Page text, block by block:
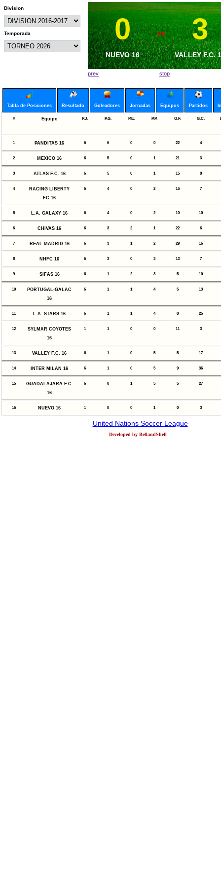
Division
Temporada 0
NUEVO 16
vs 3
VALLEY F.C.
3
GUADALAJARA F.C.
16
vs 11
SYLMAR
16
prev stop
Tabla de Posiciones Resultado Goleadores Jornadas Equipos Partidos
# Equipo P.J. P.G. P.E. P.P. G.F. G.C.
1 PANDITAS 16 6 6 0 0 22 4
2 MEXICO 16 6 5 0 1 21 3
3 ATLAS F.C. 16 6 5 0 1 15 8
4
RACING LIBERTY
FC 16
6 4 0 2 15 7
5 L.A. GALAXY 16 6 4 0 2 10 10
6 CHIVAS 16 6 3 2 1 22 6
7 REAL MADRID 16 6 3 1 2 29 16
8 NHFC 16 6 3 0 3 13 7
9 SIFAS 16 6 1 2 3 5 10
10
PORTUGAL-GALAC
16
6 1 1 4 5 13
11 L.A. STARS 16 6 1 1 4 8 25
12
SYLMAR COYOTES
16
1 1 0 0 11 3
13 VALLEY F.C. 16 6 1 0 5 5 17
14 INTER MILAN 16 6 1 0 5 9 36
15
GUADALAJARA F.C.
16
6 0 1 5 5 27
16 NUEVO 16 1 0 0 1 0 3
United Nations Soccer League
Developed by BellandShell